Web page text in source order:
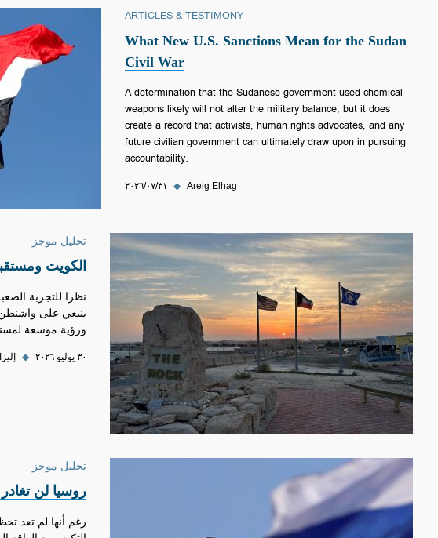
ARTICLES & TESTIMONY
What New U.S. Sanctions Mean for the Sudan
Civil War
A determination that the Sudanese government used chemical
weapons likely will not alter the military balance, but it does
create a record that activists, human rights advocates, and any
future civilian government can ultimately draw upon in pursuing
accountability.
٣١‏/٠٧‏/٢٠٢٦ ◆ Areig Elhag
تحليل موجز
الكويت
نظرا للتجربة
ينبغي على واشنطن
ورؤية موسعة
٣٠ يوليو ٢٠٢٦ ◆
تحليل موجز
روسيا لن
رغم أنها لم تعد